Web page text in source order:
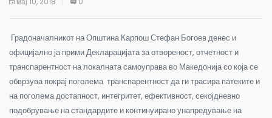
Градоначалникот на Општина Карпош Стефан Богоев денес и
официјално ја прими Декларацијата за отвореност, отчетност и
транспарентност на локалната самоуправа во Македонија со која се
обврзува покрај поголема транспарентност да ги трасира патеките и
на поголема достапност, интегритет, ефективност, секојдневно
подобрување на стандардите и континуирано унапредување на